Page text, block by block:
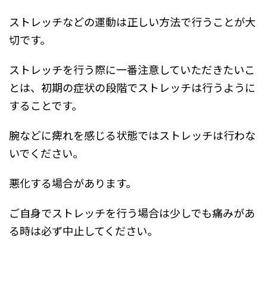
ストレッチなどの運動は正しい方法で行うことが大
切です。
ストレッチを行う際に一番注意していただきたいこ
とは、初期の症状の段階でストレッチは行うように
することです。
腕などに痺れを感じる状態ではストレッチは行わな
いでください。
悪化する場合があります。
ご自身でストレッチを行う場合は少しでも痛みがあ
る時は必ず中止してください。